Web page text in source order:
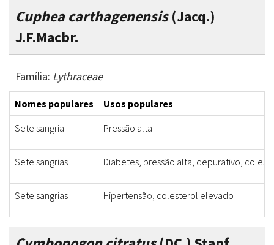
Cuphea carthagenensis(Jacq.)
J.F.Macbr.
Família: Lythraceae
Nomes populares
Usos populares
Sete sangria
Pressão alta
Sete sangrias Diabetes, pressão alta, depurativo,
Sete sangrias Hipertensão, colesterol elevado